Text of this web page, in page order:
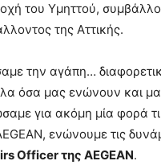
του Υμηττού,
της Αττικής.
την αγάπη…
όσα μας ενώνουν και
για ακόμη μία φορά
ενώνουμε τις
Officer της AEGEAN.